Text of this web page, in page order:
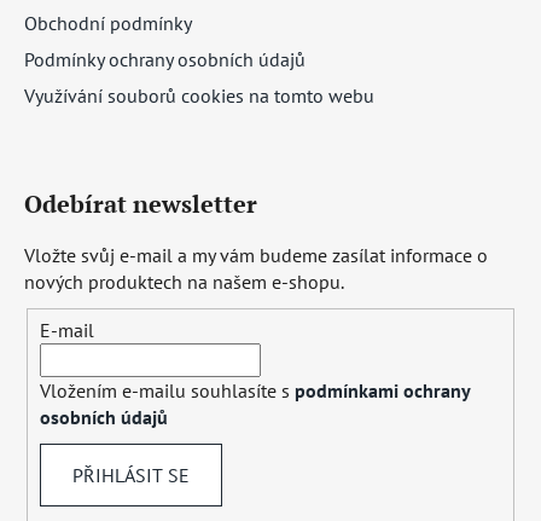
Obchodní podmínky
Podmínky ochrany osobních údajů
Využívání souborů cookies na tomto webu
Odebírat newsletter
Vložte svůj e-mail a my vám budeme zasílat informace o
nových produktech na našem e-shopu.
E-mail
Vložením e-mailu souhlasíte s podmínkami ochrany
osobních údajů
PŘIHLÁSIT SE